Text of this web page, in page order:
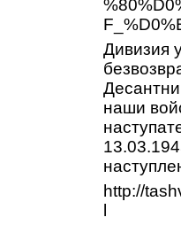
Дивизия
наши
http://